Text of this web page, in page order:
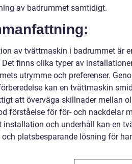
av badrummet samtidigt.
av tvättmaskin i badrummet är
finns olika typer av
utrymme och preferenser.
kan en tvättmaskin
att överväga skillnader mellan
förståelse för för- och nackdelar
installation och underhåll kan en
platsbesparande lösning för